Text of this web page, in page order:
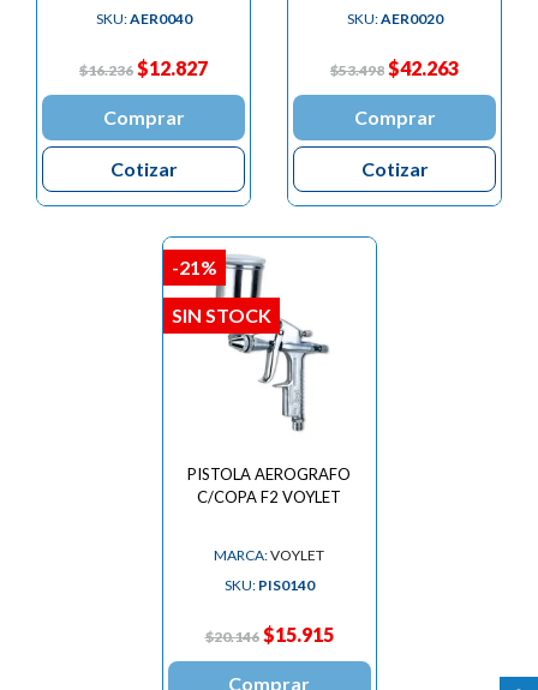
SKU:AER0040
$16.236 $12.827
Comprar
Cotizar
SKU:AER0020
$53.498 $42.263
Comprar
Cotizar
PISTOLA AEROGRAFO
C/COPA F2 VOYLET
MARCA:VOYLET
SKU: PIS0140
$20.146 $15.915
Comprar
-21%
SIN STOCK